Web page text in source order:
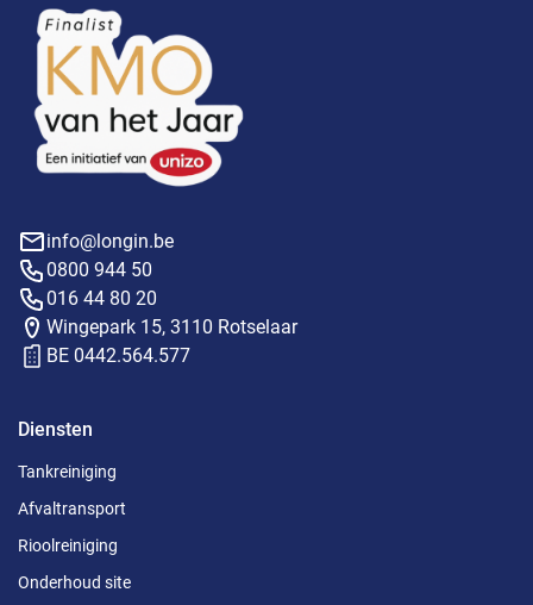
info@longin.be
0800 944 50
016 44 80 20
Wingepark 15, 3110 Rotselaar
BE 0442.564.577
Diensten
Tankreiniging
Afvaltransport
Rioolreiniging
Onderhoud site